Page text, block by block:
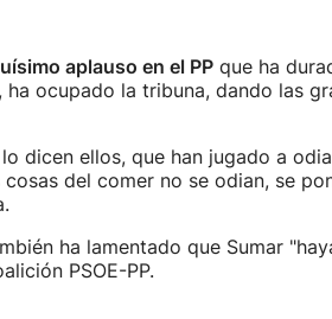
aplauso en el PPque ha
, ha ocupado la tribuna, dando las
dicen ellos, que han jugado a
del comer no se odian, se
ha lamentado que Sumar
PSOE-PP.